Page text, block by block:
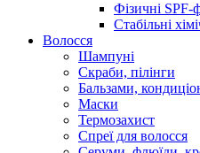
Фізичні SPF-
Стабільні
Волосся
Шампуні
Скраби, пілінги
Бальзами,
Маски
Термозахист
Спреї для волосся